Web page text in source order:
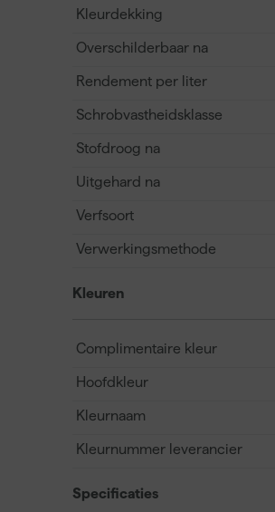
Kleurdekking
Overschilderbaar na
Rendement per liter
Schrobvastheidsklasse
Stofdroog na
Uitgehard na
Verfsoort
Verwerkingsmethode
Kleuren
Complimentaire kleur
Hoofdkleur
Kleurnaam
Kleurnummer leverancier
Specificaties